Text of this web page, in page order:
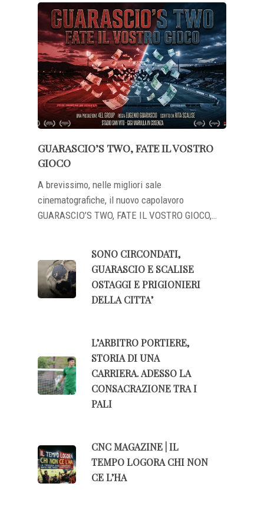
GUARASCIO’S TWO, FATE IL VOSTRO
GIOCO
A brevissimo, nelle migliori sale
cinematografiche, il nuovo capolavoro
GUARASCIO’S TWO, FATE IL VOSTRO GIOCO,…
SONO CIRCONDATI,
GUARASCIO E SCALISE
OSTAGGI E PRIGIONIERI
DELLA CITTA’
L’ARBITRO PORTIERE,
STORIA DI UNA
CARRIERA. ADESSO LA
CONSACRAZIONE TRA I
PALI
CNC MAGAZINE | IL
TEMPO LOGORA CHI NON
CE L’HA